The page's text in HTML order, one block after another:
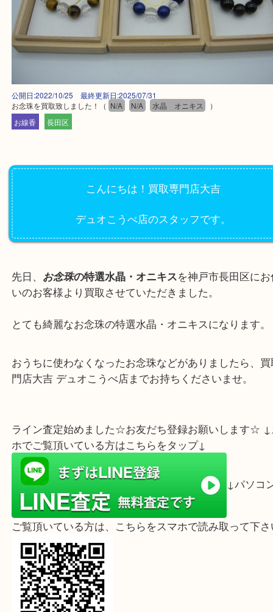
お念珠を買取致しました！（ N/A N/A 水晶 オニキス ）
デュオこうべ店のスタッフです。
いのお客様より買取させていただきました。
おうちに使わなくなったお念珠などがありましたら
門店大吉 デュオこうべ店までお持ちくださいませ。
ライン査定始めました☆お友だち登録お願いしま
ホでご覧頂いている方はこちらをタップ↓